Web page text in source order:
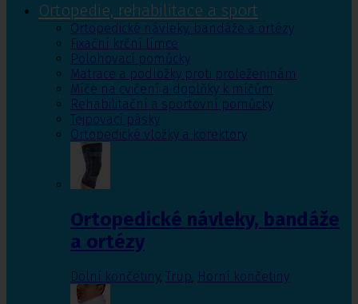
Ortopedie, rehabilitace a sport
Ortopedické návleky, bandáže a ortézy
Fixační krční límce
Polohovací pomůcky
Matrace a podložky proti proleženinám
Míče na cvičení a doplňky k míčům
Rehabilitační a sportovní pomůcky
Tejpovací pásky
Ortopedické vložky a korektory
Ortopedické návleky, bandáže
a ortézy
Dolní končetiny, Trup, Horní končetiny